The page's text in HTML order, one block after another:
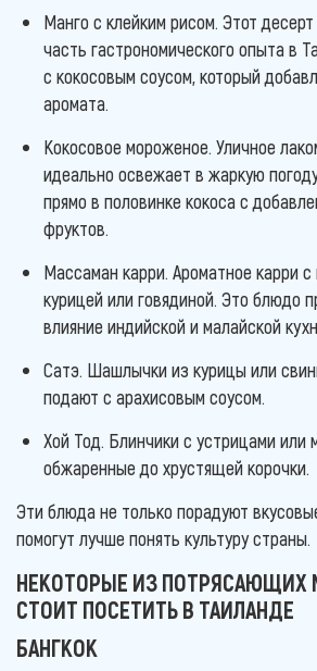
Манго с клейким рисом. Этот
часть гастрономического опыта в
с кокосовым соусом, который
аромата.
Кокосовое мороженое. Уличное
идеально освежает в жаркую
прямо в половинке кокоса с
фруктов.
Массаман карри. Ароматное карри
курицей или говядиной. Это блюдо
влияние индийской и малайской
Сатэ. Шашлычки из курицы или
подают с арахисовым соусом.
Хой Тод. Блинчики с устрицами или
обжаренные до хрустящей корочки.
Эти блюда не только порадуют
помогут лучше понять культуру страны.
НЕКОТОРЫЕ ИЗ ПОТРЯСАЮЩИХ
СТОИТ ПОСЕТИТЬ В ТАИЛАНДЕ
БАНГКОК